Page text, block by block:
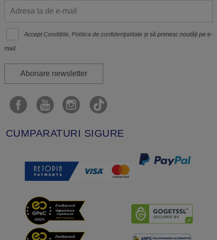
Accept Condițiile ,Politica de confidenţialitate și să primesc noutăți pe e-
mail.
Abonare newsletter
CUMPARATURI SIGURE